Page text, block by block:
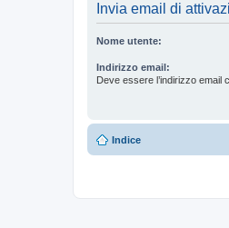
Invia email di
Nome utente:
Indirizzo email:
Deve essere l’indirizzo email
Indice